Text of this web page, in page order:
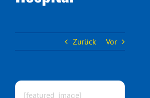
Zurück Vor
[featured_image]